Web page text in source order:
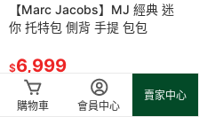
購物車 會員中心
賣家中心
【Marc Jacobs】MJ 經典 迷
你 托特包 側背 手提 包包
$6,999